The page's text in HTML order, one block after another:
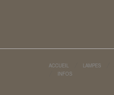
ACCUEIL LAMPES
INFOS